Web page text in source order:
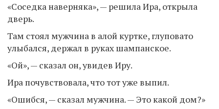
«Соседка наверняка», — решила Ира, открыла
дверь.
Там стоял мужчина в алой куртке, глуповато
улыбался, держал в руках шампанское.
«Ой», — сказал он, увидев Иру.
Ира почувствовала, что тот уже выпил.
«Ошибся, — сказал мужчина. — Это какой дом?»